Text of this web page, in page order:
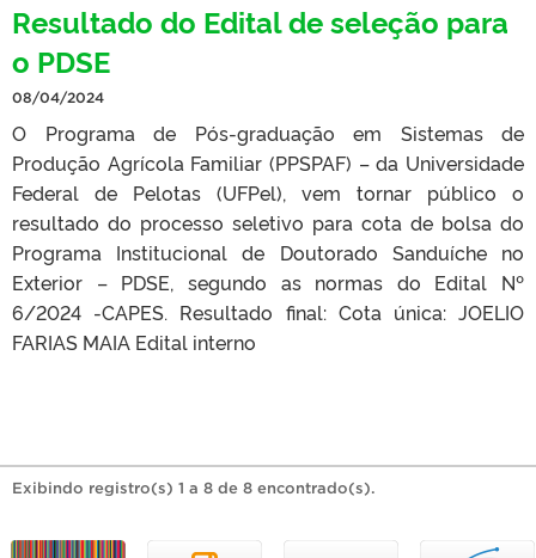
Resultado do Edital de seleção para
o PDSE
08/04/2024
O Programa de Pós-graduação em Sistemas de
Produção Agrícola Familiar (PPSPAF) – da Universidade
Federal de Pelotas (UFPel), vem tornar público o
resultado do processo seletivo para cota de bolsa do
Programa Institucional de Doutorado Sanduíche no
Exterior – PDSE, segundo as normas do Edital Nº
6/2024 -CAPES. Resultado final: Cota única: JOELIO
FARIAS MAIA Edital interno
Exibindo registro(s) 1 a 8 de 8 encontrado(s).